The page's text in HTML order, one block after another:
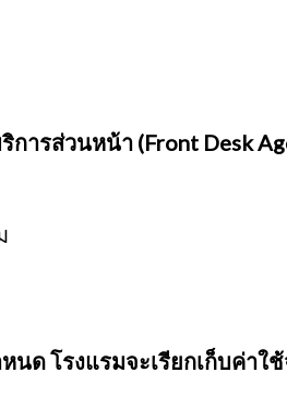
ารส่วนหน้า (Front Desk
นด โรงแรมจะเรียกเก็บค่าใ